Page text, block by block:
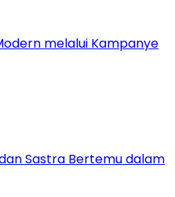
melalui Kampanye
dan Sastra Bertemu dalam